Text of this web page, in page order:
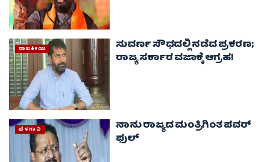
ರಾಜಕೀಯ ಸುವರ್ಣ ಸೌಧದಲ್ಲಿ ನಡೆದ ಪ್ರಕರಣ;
ರಾಜ್ಯ ಸರ್ಕಾರ ವಜಾಕ್ಕೆ ಆಗ್ರಹ!
ಬೆಳಗಾವಿ ನಾನು ರಾಜ್ಯದ ಮಂತ್ರಿಗಿಂತ ಪವರ್
ಫುಲ್